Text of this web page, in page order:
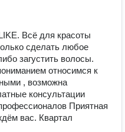
Всё для красоты
сделать любое
загустить волосы.
относимся к
, возможна
консультации
Приятная
вас. Квартал